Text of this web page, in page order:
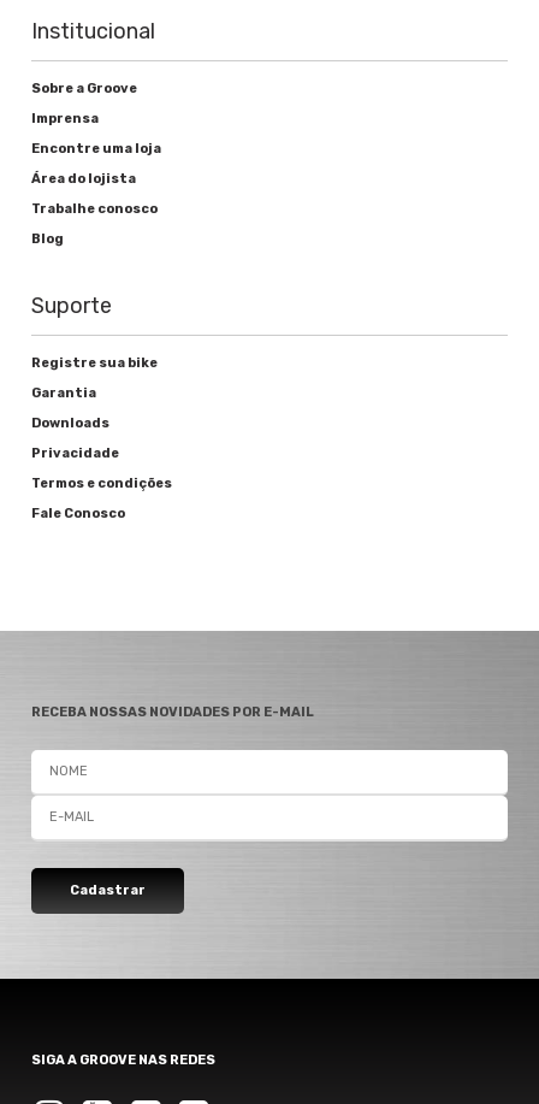
Institucional
Sobre a Groove
Imprensa
Encontre uma loja
Área do lojista
Trabalhe conosco
Blog
Suporte
Registre sua bike
Garantia
Downloads
Privacidade
Termos e condições
Fale Conosco
RECEBA NOSSAS NOVIDADES POR E-MAIL
SIGA A GROOVE NAS REDES